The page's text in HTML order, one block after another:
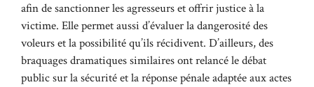
afin de sanctionner les agresseurs et offrir justice à la
victime. Elle permet aussi d’évaluer la dangerosité des
voleurs et la possibilité qu’ils récidivent. D’ailleurs,des
braquages dramatiques similairesont relancé le débat
public sur la sécurité et la réponse pénale adaptée aux actes